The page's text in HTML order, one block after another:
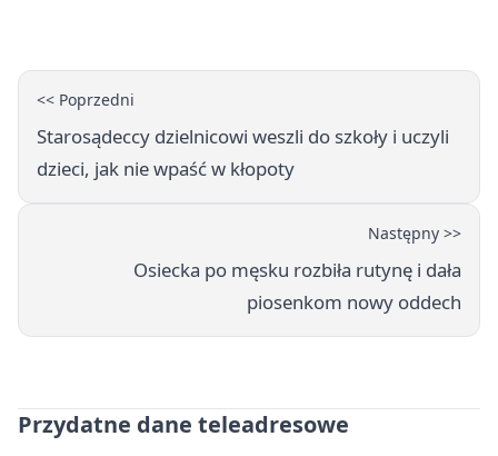
<< Poprzedni
Starosądeccy dzielnicowi weszli do szkoły i uczyli
dzieci, jak nie wpaść w kłopoty
Następny >>
Osiecka po męsku rozbiła rutynę i dała
piosenkom nowy oddech
Przydatne dane teleadresowe